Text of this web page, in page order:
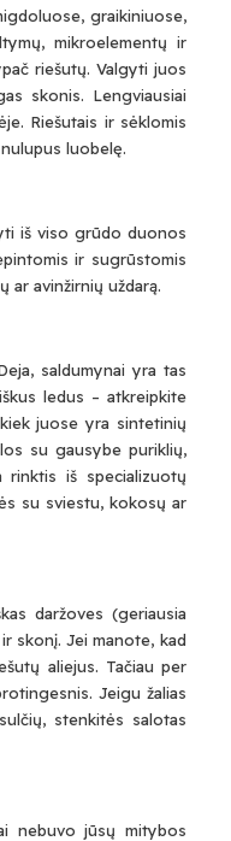
graikiniuose,
mikroelementų ir
riešutų. Valgyti juos
skonis. Lengviausiai
Riešutais ir sėklomis
luobelę.
iš viso grūdo duonos
ir sugrūstomis
ar avinžirnių uždarą.
saldumynai yra tas
ledus – atkreipkite
juose yra sintetinių
su gausybe puriklių,
rinktis iš specializuotų
su sviestu, kokosų ar
daržoves (geriausia
skonį. Jei manote, kad
aliejus. Tačiau per
Jeigu žalias
stenkitės salotas
nebuvo jūsų mitybos
mūsųprivatumoirslapukų